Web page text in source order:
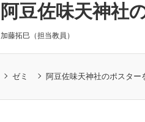
阿豆佐味天神社
加藤拓巳（担当教員）
ゼミ 阿豆佐味天神社のポスター